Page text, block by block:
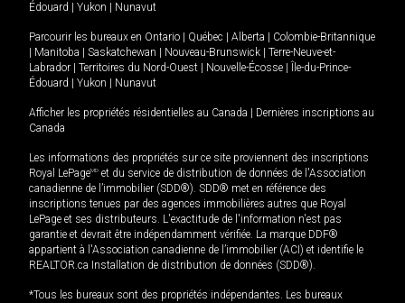
Édouard
Yukon Nunavut
Parcourir les bureaux en Ontario Québec Alberta
Colombie-Britannique
Manitoba Saskatchewan Nouveau-Brunswick
Terre-Neuve-et-
Labrador
Territoires du Nord-Ouest Nouvelle-Écosse
Île-du-Prince-
Édouard
Yukon Nunavut
Afficher les propriétés résidentielles au Canada
Dernières inscriptions au
Canada
Les informations des propriétés sur ce site proviennent des inscriptions
Royal LePageMD et du service de distribution de données de l'Association
canadienne de l’immobilier (SDD®). SDD® met en référence des
inscriptions tenues par des agences immobilières autres que Royal
LePage et ses distributeurs. L'exactitude de l'information n'est pas
garantie et devrait être indépendamment vérifiée. La marque DDF®
appartient à l'Association canadienne de l’immobilier (ACI) et identifie le
REALTOR.ca Installation de distribution de données (SDD®).
*Tous les bureaux sont des propriétés indépendantes. Les bureaux